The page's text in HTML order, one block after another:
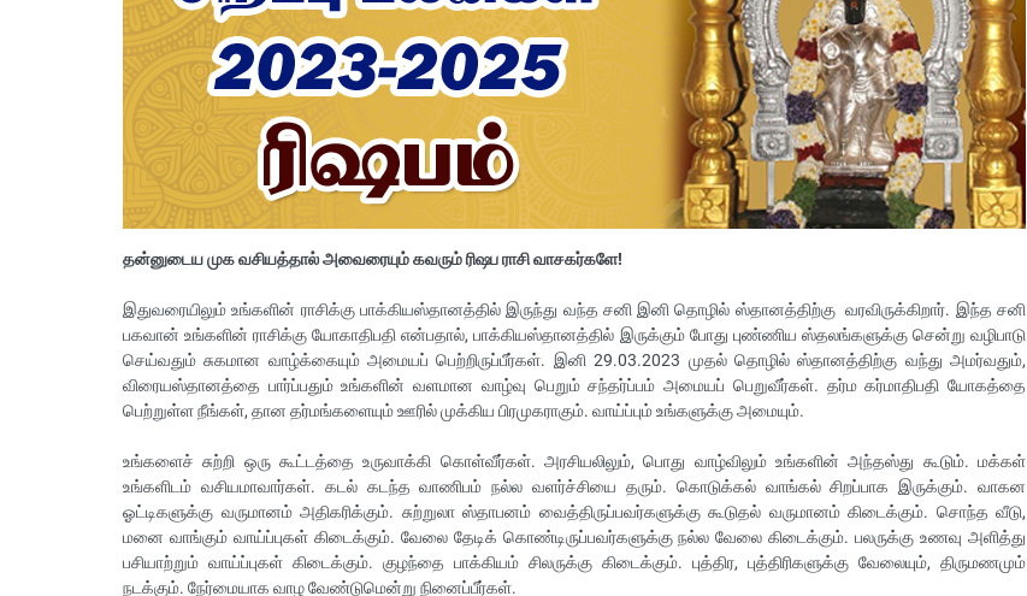
தன்னுடைய முக வசியத்தால் அவைரையும் கவரும் ரிஷப ராசி வாசகர்களே!
இதுவரையிலும் உங்களின் ராசிக்கு பாக்கியஸ்தானத்தில் இருந்து வந்த சனி இனி தொழில் ஸ்தானத்திற்கு வரவிருக்கிறார். இந்த சனி
பகவான் உங்களின் ராசிக்கு யோகாதிபதி என்பதால், பாக்கியஸ்தானத்தில் இருக்கும் போது புண்ணிய ஸ்தலங்களுக்கு சென்று வழிபாடு
செய்வதும் சுகமான வாழ்க்கையும் அமையப் பெற்றிருப்பீர்கள். இனி 29.03.2023 முதல் தொழில் ஸ்தானத்திற்கு வந்து அமர்வதும்,
விரையஸ்தானத்தை பார்ப்பதும் உங்களின் வளமான வாழ்வு பெறும் சந்தர்ப்பம் அமையப் பெறுவீர்கள். தர்ம கர்மாதிபதி யோகத்தை
பெற்றுள்ள நீங்கள், தான தர்மங்களையும் ஊரில் முக்கிய பிரமுகராகும். வாய்ப்பும் உங்களுக்கு அமையும்.
உங்களைச் சுற்றி ஒரு கூட்டத்தை உருவாக்கி கொள்வீர்கள். அரசியலிலும், பொது வாழ்விலும் உங்களின் அந்தஸ்து கூடும். மக்கள்
உங்களிடம் வசியமாவார்கள். கடல் கடந்த வாணிபம் நல்ல வளர்ச்சியை தரும். கொடுக்கல் வாங்கல் சிறப்பாக இருக்கும். வாகன
ஓட்டிகளுக்கு வருமானம் அதிகரிக்கும். சுற்றுலா ஸ்தாபனம் வைத்திருப்பவர்களுக்கு கூடுதல் வருமானம் கிடைக்கும். சொந்த வீடு,
மனை வாங்கும் வாய்ப்புகள் கிடைக்கும். வேலை தேடிக் கொண்டிருப்பவர்களுக்கு நல்ல வேலை கிடைக்கும். பலருக்கு உணவு அளித்து
பசியாற்றும் வாய்ப்புகள் கிடைக்கும். குழந்தை பாக்கியம் சிலருக்கு கிடைக்கும். புத்திர, புத்திரிகளுக்கு வேலையும், திருமணமும்
நடக்கும். நேர்மையாக வாழ வேண்டுமென்று நினைப்பீர்கள்.